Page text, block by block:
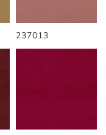
237013